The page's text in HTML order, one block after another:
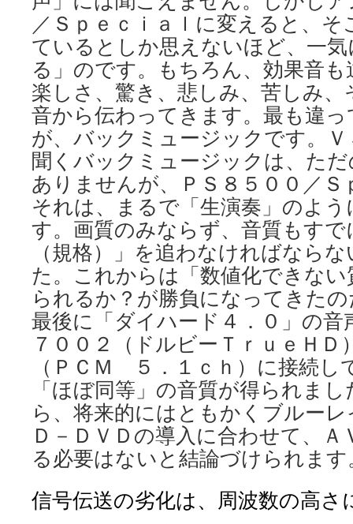
／Ｓｐｅｃｉａｌに変えると、
ているとしか思えないほど、一
る」のです。もちろん、効果音
楽しさ、驚き、悲しみ、苦しみ
音から伝わってきます。最も違
が、バックミュージックです。
聞くバックミュージックは、た
ありませんが、ＰＳ８５００／Ｓ
それは、まるで「生演奏」のよ
す。画質のみならず、音質もす
（規格）」を追わなければなら
た。これからは「数値化できな
られるか？が勝負になってきた
最後に「ダイハード４．０」の音
７００２（ドルビーＴｒｕｅＨＤ
（ＰＣＭ ５．１ｃｈ）に接続し
「ほぼ同等」の音質が得られま
ら、将来的にはともかくブルー
Ｄ－ＤＶＤの導入に合わせて、
る必要はないと結論づけられます
信号伝送の劣化は、周波数の高さ